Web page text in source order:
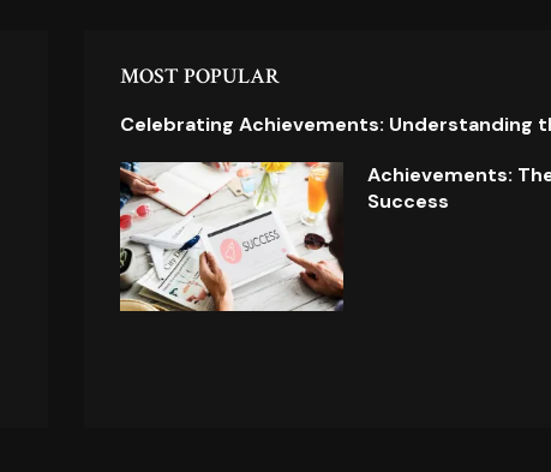
MOST POPULAR
Celebrating Achievements: Understanding
Achievements:
Success